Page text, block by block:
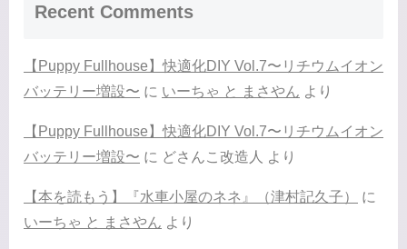
Recent Comments
【Puppy Fullhouse】快適化DIY Vol.7〜リチウムイオン
バッテリー増設〜 に いーちゃ と まさやん より
【Puppy Fullhouse】快適化DIY Vol.7〜リチウムイオン
バッテリー増設〜 に どさんこ改造人 より
【本を読もう】『水車小屋のネネ』（津村記久子）
に
いーちゃ と まさやん より